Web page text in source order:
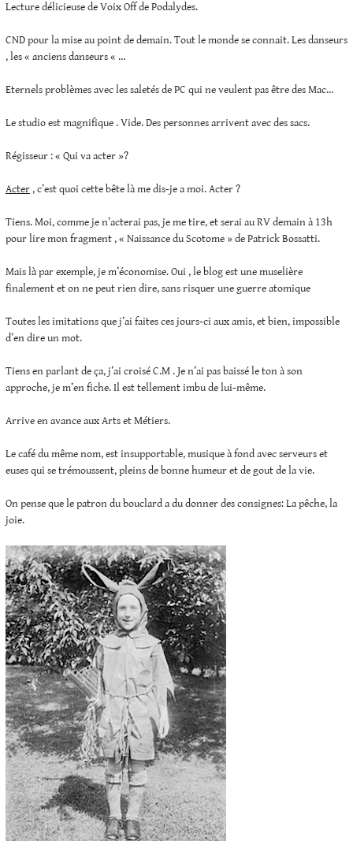
Lecture délicieuse de Voix Off de Podalydes.
CND pour la mise au point de demain. Tout le monde se connait. Les danseurs
, les « anciens danseurs « …
Eternels problèmes avec les saletés de PC qui ne veulent pas être des Mac…
Le studio est magnifique . Vide. Des personnes arrivent avec des sacs.
Régisseur : « Qui va acter »?
Acter, c’est quoi cette bête là me dis-je a moi. Acter ?
Tiens. Moi, comme je n’acterai pas, je me tire, et serai au RV demain à 13h
pour lire mon fragment , « Naissance du Scotome » de Patrick Bossatti.
Mais là par exemple, je m’économise. Oui , le blog est une muselière
finalement et on ne peut rien dire, sans risquer une guerre atomique
Toutes les imitations que j’ai faites ces jours-ci aux amis, et bien, impossible
d’en dire un mot.
Tiens en parlant de ça, j’ai croisé C.M . Je n’ai pas baissé le ton à son
approche, je m’en fiche. Il est tellement imbu de lui-même.
Arrive en avance aux Arts et Métiers.
Le café du même nom, est insupportable, musique à fond avec serveurs et
euses qui se trémoussent, pleins de bonne humeur et de gout de la vie.
On pense que le patron du bouclard a du donner des consignes: La pêche, la
joie.